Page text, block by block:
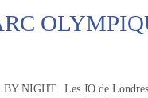
Les JO de